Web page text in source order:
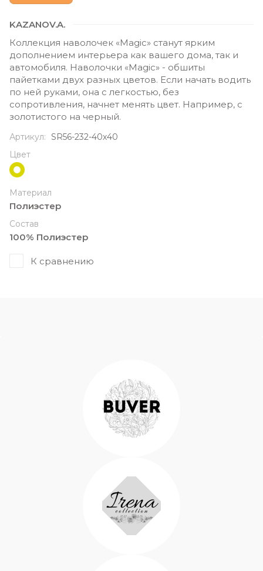
KAZANOV.A.
Коллекция наволочек «Magic» станут ярким
дополнением интерьера как вашего дома, так и
автомобиля. Наволочки «Magic» - обшиты
пайетками двух разных цветов. Если начать водить
по ней руками, она с легкостью, без
сопротивления, начнет менять цвет. Например, с
золотистого на черный.
Артикул: SR56-232-40х40
Цвет
Материал
Полиэстер
Состав
100% Полиэстер
К сравнению